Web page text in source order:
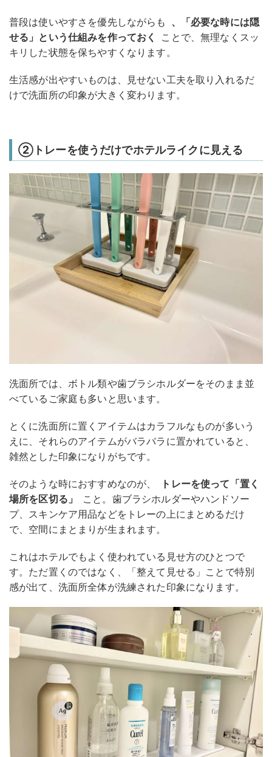
普段は使いやすさを優先しながらも 、「必要な時には隠
せる」という仕組みを作っておく
ことで、無理なくスッ
キリした状態を保ちやすくなります。
生活感が出やすいものは、見せない工夫を取り入れるだ
けで洗面所の印象が大きく変わります。
②トレーを使うだけでホテルライクに見える
洗面所では、ボトル類や歯ブラシホルダーをそのまま並
べているご家庭も多いと思います。
とくに洗面所に置くアイテムはカラフルなものが多いう
えに、それらのアイテムがバラバラに置かれていると、
雑然とした印象になりがちです。
そのような時におすすめなのが、
トレーを使って「置く
場所を区切る」
こと。歯ブラシホルダーやハンドソー
プ、スキンケア用品などをトレーの上にまとめるだけ
で、空間にまとまりが生まれます。
これはホテルでもよく使われている見せ方のひとつで
す。ただ置くのではなく、「整えて見せる」ことで特別
感が出て、洗面所全体が洗練された印象になります。